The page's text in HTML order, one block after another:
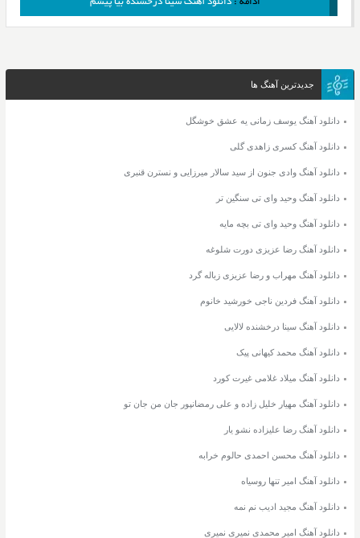
ادامه :دانلود آهنگ سینا درخشنده بیا پیشم
جدیدترین آهنگ ها
دانلود آهنگ یوسف زمانی یه عشق خوشگل
دانلود آهنگ کسری زاهدی گلی
دانلود آهنگ وادی جنون از سید سالار میرزایی و نسترن قنبری
دانلود آهنگ وحید وای تی سنگین تر
دانلود آهنگ وحید وای تی بچه مایه
دانلود آهنگ رضا عزیزی دورت شلوغه
دانلود آهنگ مهراب و رضا عزیزی زباله گرد
دانلود آهنگ فردین ناجی خورشید خانوم
دانلود آهنگ سینا درخشنده لالایی
دانلود آهنگ محمد کیهانی پیک
دانلود آهنگ میلاد غلامی غیرت کورد
دانلود آهنگ مهیار خلیل زاده و علی رمضانپور جان من جان تو
دانلود آهنگ رضا علیزاده نشو یار
دانلود آهنگ محسن احمدی حالوم خرابه
دانلود آهنگ امیر تنها روسیاه
دانلود آهنگ مجید ادیب نم نمه
دانلود آهنگ امیر محمدی نمیری نمیری